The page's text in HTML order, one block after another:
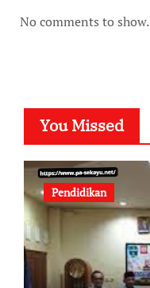
No comments to show.
You Missed
Pendidikan